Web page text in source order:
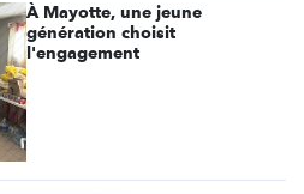
À Mayotte, une jeune
génération choisit
l'engagement